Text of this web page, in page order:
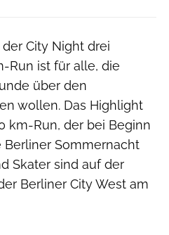
City Night drei
Run ist für alle, die
über den
wollen. Das Highlight
km-Run, der bei Beginn
Sommernacht
Skater sind auf der
Berliner City West am